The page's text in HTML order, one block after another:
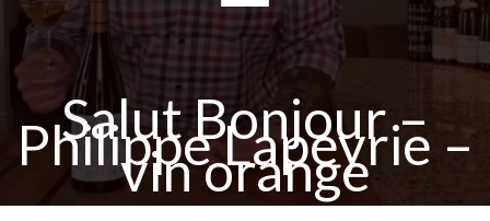
Salut Bonjour –
Philippe Lapeyrie –
vin orange